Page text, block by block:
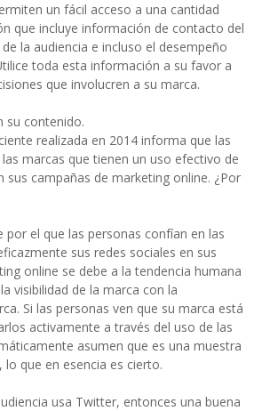
un fácil acceso a una cantidad
que incluye información de contacto del
la audiencia e incluso el desempeño
toda esta información a su favor a
que involucren a su marca.
su contenido.
realizada en 2014 informa que las
marcas que tienen un uso efectivo de
sus campañas de marketing online. ¿Por
el que las personas confían en las
sus redes sociales en sus
online se debe a la tendencia humana
visibilidad de la marca con la
Si las personas ven que su marca está
activamente a través del uso de las
asumen que es una muestra
que en esencia es cierto.
usa Twitter, entonces una buena